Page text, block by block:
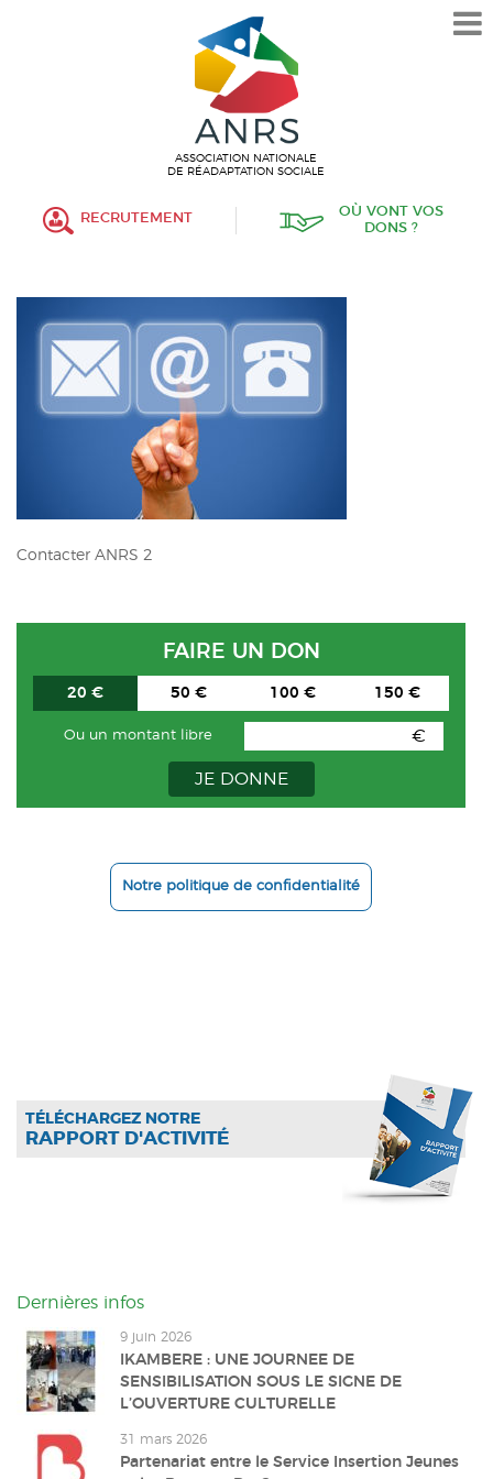
L’ASSOCIATION
HISTORIQUE
VALEURS ET ENGAGEMENT
ASSOCIATIF
FONCTIONNEMENT
POLITIQUE RH
ÉTABLISSEMENTS SERVICES
ACTUALITÉS
ASSOCIATION NATIONALE
DE RÉADAPTATION SOCIALE
RECRUTEMENT
OÙ VONT VOS
DONS ?
Contacter ANRS 2
FAIRE UN DON
20 € 50 € 100 € 150 €
Ou un montant libre €
JE DONNE
Notre politique de confidentialité
TÉLÉCHARGEZ NOTRE
RAPPORT D'ACTIVITÉ
Dernières infos
9 juin 2026
IKAMBERE : UNE JOURNEE DE
SENSIBILISATION SOUS LE SIGNE DE
L’OUVERTURE CULTURELLE
31 mars 2026
Partenariat entre le Service Insertion Jeunes